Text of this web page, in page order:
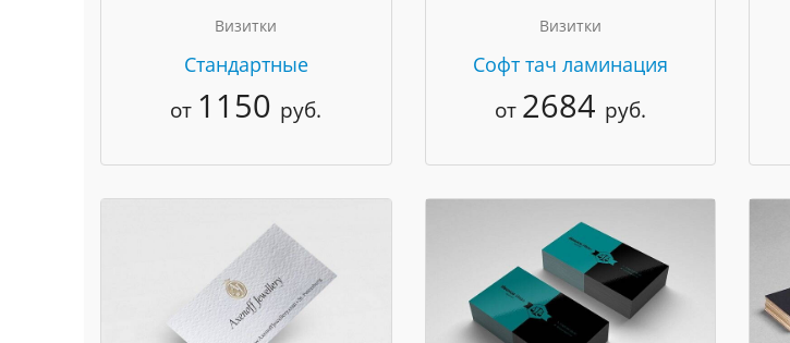
Визитки
Стандартные
от 1150 руб.
Визитки
Cофт тач ламинация
от 2684 руб.